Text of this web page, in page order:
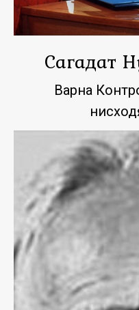
Сагадат
Варна